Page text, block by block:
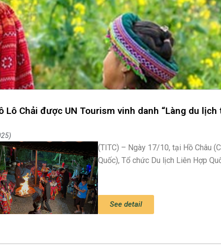
Lô Chải được UN Tourism vinh danh “Làng du
(TITC) – Ngày 17/10, tại Hồ Châu
Quốc), Tổ chức Du lịch Liên Hợp
See detail